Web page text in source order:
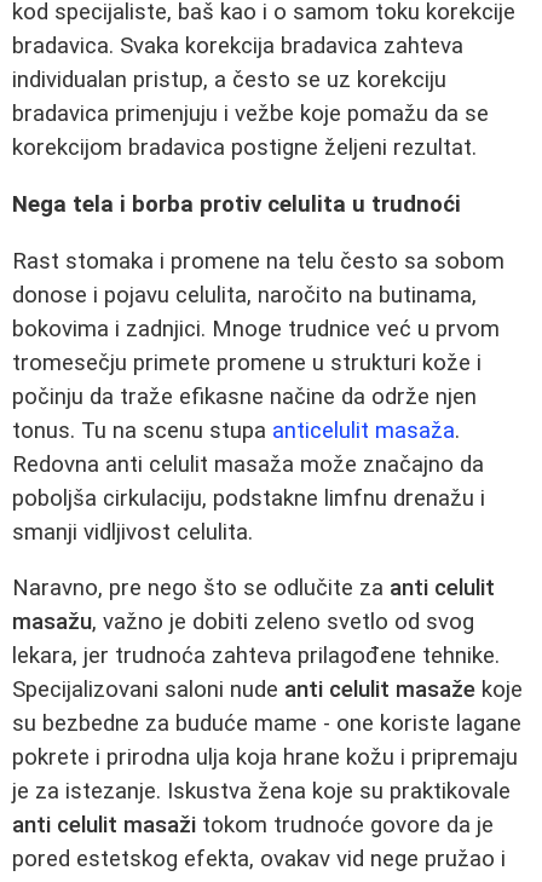
kod specijaliste, baš kao i o samom toku korekcije
bradavica. Svaka korekcija bradavica zahteva
individualan pristup, a često se uz korekciju
bradavica primenjuju i vežbe koje pomažu da se
korekcijom bradavica postigne željeni rezultat.
Nega tela i borba protiv celulita u trudnoći
Rast stomaka i promene na telu često sa sobom
donose i pojavu celulita, naročito na butinama,
bokovima i zadnjici. Mnoge trudnice već u prvom
tromesečju primete promene u strukturi kože i
počinju da traže efikasne načine da održe njen
tonus. Tu na scenu stupa anticelulit masaža.
Redovna anti celulit masaža može značajno da
poboljša cirkulaciju, podstakne limfnu drenažu i
smanji vidljivost celulita.
Naravno, pre nego što se odlučite za anti celulit
masažu, važno je dobiti zeleno svetlo od svog
lekara, jer trudnoća zahteva prilagođene tehnike.
Specijalizovani saloni nude anti celulit masaže koje
su bezbedne za buduće mame - one koriste lagane
pokrete i prirodna ulja koja hrane kožu i pripremaju
je za istezanje. Iskustva žena koje su praktikovale
anti celulit masaži tokom trudnoće govore da je
pored estetskog efekta, ovakav vid nege pružao i